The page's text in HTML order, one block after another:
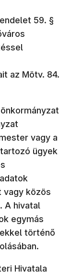
59. §
az Mötv. 84.
vagy a
ügyek
vagy közös
A hivatal
egymás
történő
Hivatala